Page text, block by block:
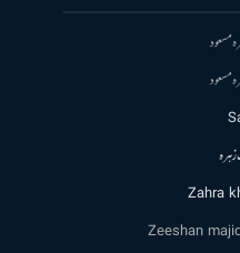
مسعود
مسعود
Zahra
Zeeshan